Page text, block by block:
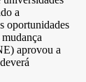
a
oportunidades
aprovou a